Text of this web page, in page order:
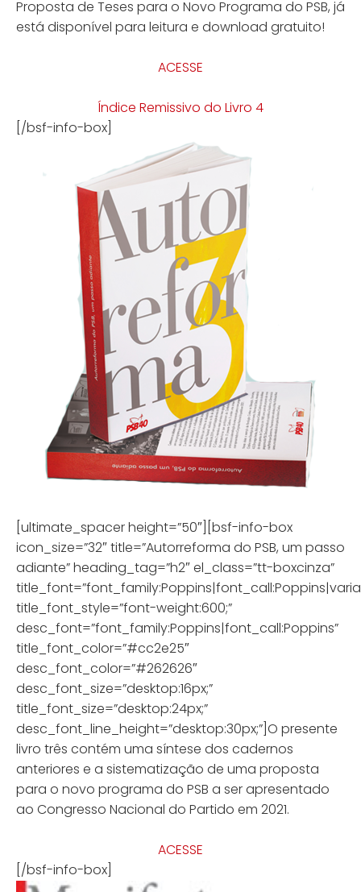
Proposta de Teses para o Novo Programa do PSB, já
está disponível para leitura e download gratuito!
ACESSE
Índice Remissivo do Livro 4
[/bsf-info-box]
[ultimate_spacer height=”50″][bsf-info-box
icon_size=”32″ title=”Autorreforma do PSB, um passo
adiante” heading_tag=”h2″ el_class=”tt-boxcinza”
title_font_style=”font-weight:600;”
desc_font=”font_family:Poppins|font_call:Poppins”
title_font_color=”#cc2e25″
desc_font_color=”#262626″
desc_font_size=”desktop:16px;”
title_font_size=”desktop:24px;”
desc_font_line_height=”desktop:30px;”]O presente
livro três contém uma síntese dos cadernos
anteriores e a sistematização de uma proposta
para o novo programa do PSB a ser apresentado
ao Congresso Nacional do Partido em 2021.
ACESSE
[/bsf-info-box]